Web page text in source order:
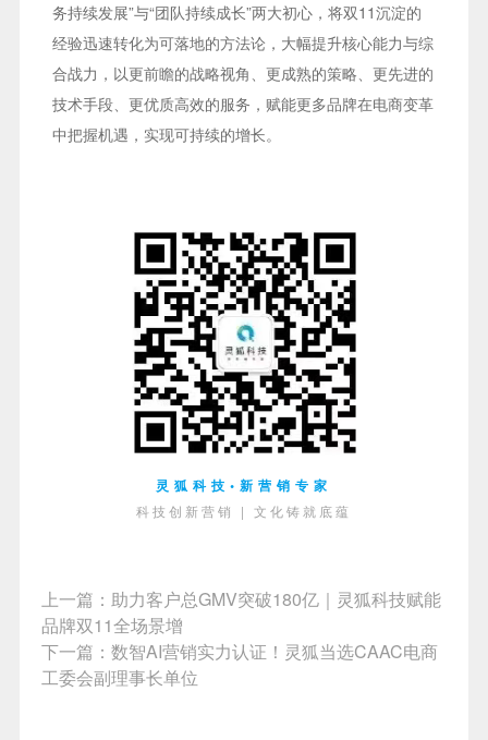
务持续发展”与“团队持续成长”两大初心，将双11沉淀的
经验迅速转化为可落地的方法论，大幅提升核心能力与综
合战力，以更前瞻的战略视角、更成熟的策略、更先进的
技术手段、更优质高效的服务，赋能更多品牌在电商变革
中把握机遇，实现可持续的增长。
灵狐科技•新营销专家
科技创新营销 | 文化铸就底蕴
上一篇： 助力客户总GMV突破180亿｜灵狐科技赋能
品牌双11全场景增
下一篇： 数智AI营销实力认证！灵狐当选CAAC电商
工委会副理事长单位